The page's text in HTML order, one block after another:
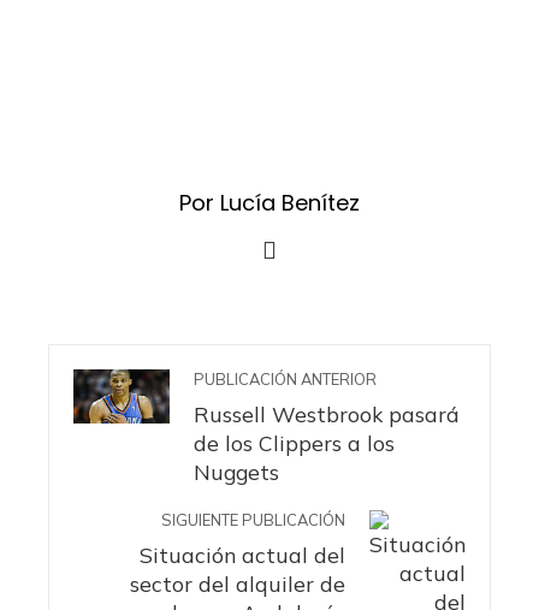
Por Lucía Benítez
PUBLICACIÓN ANTERIOR
Russell Westbrook pasará
de los Clippers a los
Nuggets
SIGUIENTE PUBLICACIÓN
Situación actual del
sector del alquiler de